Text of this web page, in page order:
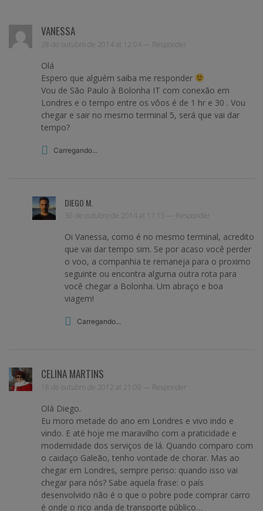
VANESSA
28 de outubro de 2014 at 12:04 — Responder
Olá
Espero que alguém saiba me responder
Vou de São Paulo à Bolonha IT com conexão em
Londres e o tempo entre os vôos é de 1 hr e 30 . Vou
chegar e sair no mesmo terminal 5, será que vai dar
tempo?
Carregando...
DIEGO M.
30 de outubro de 2014 at 17:15 — Responder
Oi Vanessa, como é no mesmo terminal, acredito
que vai dar tempo sim. Se por acaso você perder
o voo, a companhia te remaneja para o proximo
seguinte ou encontra alguma outra rota para
você chegar a Bolonha. Um abraço e boa
viagem!
Carregando...
CELINA MARTINS
18 de outubro de 2012 at 21:09 — Responder
Olá Diego.
Eu moro metade do ano em Londres e vivo indo e
vindo. E até hoje me maravilho com a praticidade e
modernidade dos serviços de lá. Quando comparo com
o caidaço Galeão, tenho vontade de chorar. Mas ao
chegar em Londres, sempre penso: quando isso vai
chegar para nós? Sabe aquela frase: o país
desenvolvido não é o que o pobre pode comprar carro
é onde o rico anda de transporte público…